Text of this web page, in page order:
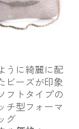
うに綺麗に配
ビーズが印象
フトタイプの
チ型フォーマ
グ